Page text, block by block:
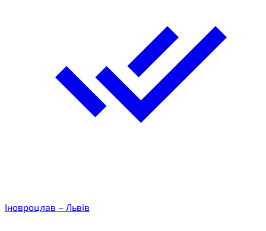
Іновроцлав – Львів